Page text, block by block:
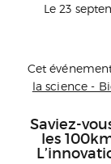
Le 23
Cet
la science -
Saviez-
les